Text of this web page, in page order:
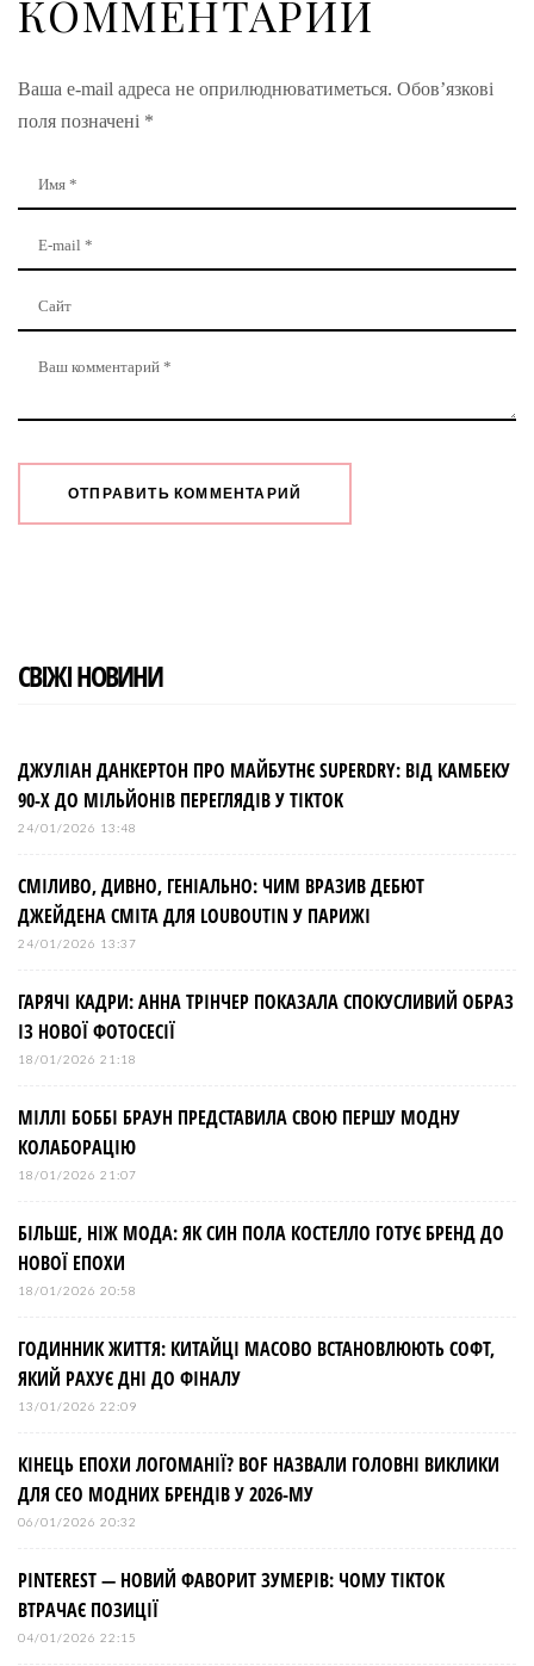
КОММЕНТАРИЙ
Ваша e-mail адреса не оприлюднюватиметься. Обов’язкові
поля позначені *
СВІЖІ НОВИНИ
ДЖУЛІАН ДАНКЕРТОН ПРО МАЙБУТНЄ SUPERDRY: ВІД КАМБЕКУ
90-Х ДО МІЛЬЙОНІВ ПЕРЕГЛЯДІВ У TIKTOK
24/01/2026 13:48
СМІЛИВО, ДИВНО, ГЕНІАЛЬНО: ЧИМ ВРАЗИВ ДЕБЮТ
ДЖЕЙДЕНА СМІТА ДЛЯ LOUBOUTIN У ПАРИЖІ
24/01/2026 13:37
ГАРЯЧІ КАДРИ: АННА ТРІНЧЕР ПОКАЗАЛА СПОКУСЛИВИЙ ОБРАЗ
ІЗ НОВОЇ ФОТОСЕСІЇ
18/01/2026 21:18
МІЛЛІ БОББІ БРАУН ПРЕДСТАВИЛА СВОЮ ПЕРШУ МОДНУ
КОЛАБОРАЦІЮ
18/01/2026 21:07
БІЛЬШЕ, НІЖ МОДА: ЯК СИН ПОЛА КОСТЕЛЛО ГОТУЄ БРЕНД ДО
НОВОЇ ЕПОХИ
18/01/2026 20:58
ГОДИННИК ЖИТТЯ: КИТАЙЦІ МАСОВО ВСТАНОВЛЮЮТЬ СОФТ,
ЯКИЙ РАХУЄ ДНІ ДО ФІНАЛУ
13/01/2026 22:09
КІНЕЦЬ ЕПОХИ ЛОГОМАНІЇ? BOF НАЗВАЛИ ГОЛОВНІ ВИКЛИКИ
ДЛЯ СЕО МОДНИХ БРЕНДІВ У 2026-МУ
06/01/2026 20:32
PINTEREST — НОВИЙ ФАВОРИТ ЗУМЕРІВ: ЧОМУ TIKTOK
ВТРАЧАЄ ПОЗИЦІЇ
04/01/2026 22:15